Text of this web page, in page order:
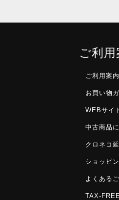
ご利用
ご利用案内
お買い物
WEBサイ
中古商品
クロネコ
ショッピ
よくある
TAX-